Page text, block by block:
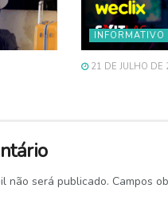
INFORMATIVO
21 DE JULHO DE
não será publicado. Campos